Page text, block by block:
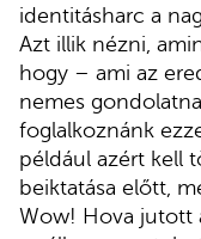
identitásharc a
Azt illik nézni,
hogy – ami az
nemes
foglalkoznánk
például azért kell
beiktatása előtt,
Wow! Hova jutott